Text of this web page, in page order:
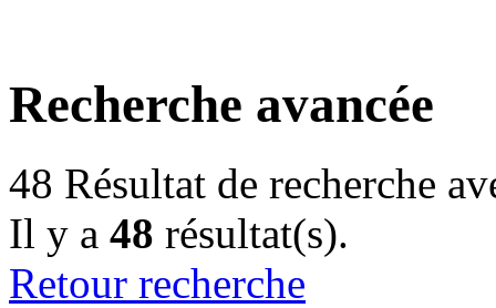
Recherche avancée
48 Résultat de recherche
Il y a 48 résultat(s).
Retour recherche